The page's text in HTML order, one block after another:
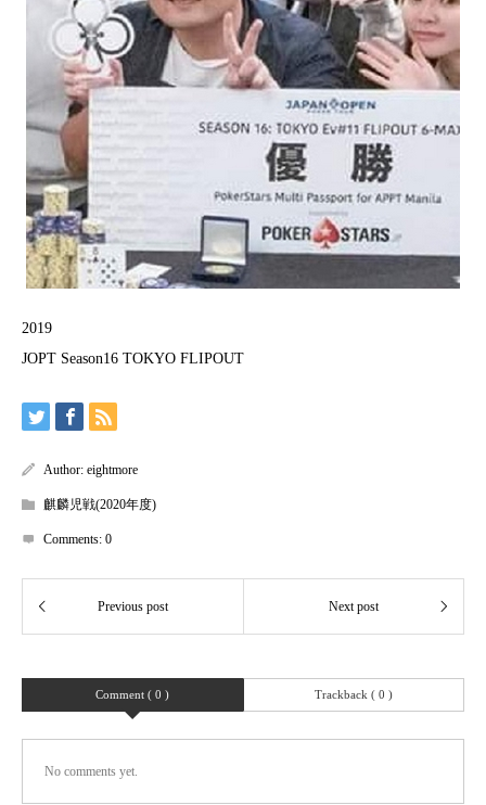
2019
JOPT Season16 TOKYO FLIPOUT
Author: eightmore
麒麟児戦(2020年度)
Comments: 0
Comment ( 0 ) Trackback ( 0 )
No comments yet.